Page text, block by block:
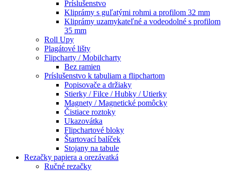
Príslušenstvo
Kliprámy s guľatými rohmi a profilom 32 mm
Kliprámy uzamykateľné a vodeodolné s profilom
35 mm
Roll Upy
Plagátové lišty
Flipcharty / Mobilcharty
Bez ramien
Príslušenstvo k tabuliam a flipchartom
Popisovače a držiaky
Stierky / Filce / Hubky / Utierky
Magnety / Magnetické pomôcky
Čistiace roztoky
Ukazovátka
Flipchartové bloky
Štartovací balíček
Stojany na tabule
Rezačky papiera a orezávatká
Ručné rezačky